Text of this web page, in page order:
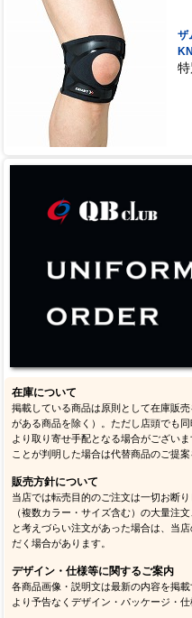
ザ
在庫について
掲載している商品は原則として在庫販
がある商品を除く）。ただし店頭でも
より取り寄せ手配となる場合がござい
ことが判明した場合は代替商品のご提
販売方針について
当店では転売目的のご注文は一切お断
（複数カラー・サイズ含む）の大量注
と考えづらい注文があった場合は、当
だく場合があります。
デザイン・仕様等に関するご案内
各商品画像・説明文は最新の内容を掲
より予告なくデザイン・パッケージ・